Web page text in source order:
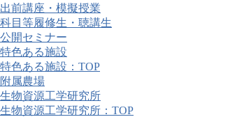
出前講座・模擬授業
科目等履修生・聴講生
公開セミナー
特色ある施設
特色ある施設：TOP
附属農場
生物資源工学研究所
生物資源工学研究所：TOP